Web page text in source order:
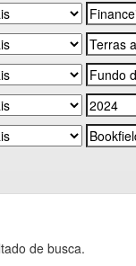
de busca.